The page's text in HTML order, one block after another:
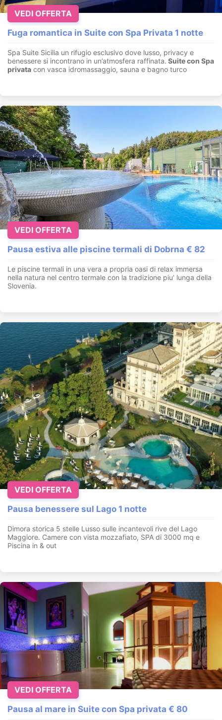
Fuga romantica in Suite con Spa Privata 1 notte
Spa Suite Sicilia un rifugio esclusivo dove lusso, privacy e
benessere si incontrano in un’atmosfera raffinata. Suite con Spa
privata con vasca idromassaggio, sauna e bagno turco
VEDI OFFERTA
Pausa estiva alle piscine termali di Dobrna € 82
Le piscine termali in una vera a propria oasi di relax immersa
nella natura nel centro termale con la tradizione piu' lunga della
Slovenia.
VEDI OFFERTA
Pausa benessere sul Lago 1 notte
Dimora storica 5 stelle Lusso sulle incantevoli rive del Lago
Maggiore. Camere con vista mozzafiato, SPA di 3000 mq e
Piscina in & out
VEDI OFFERTA
Pausa al mare in Suite con Spa privata € 80
VEDI OFFERTA